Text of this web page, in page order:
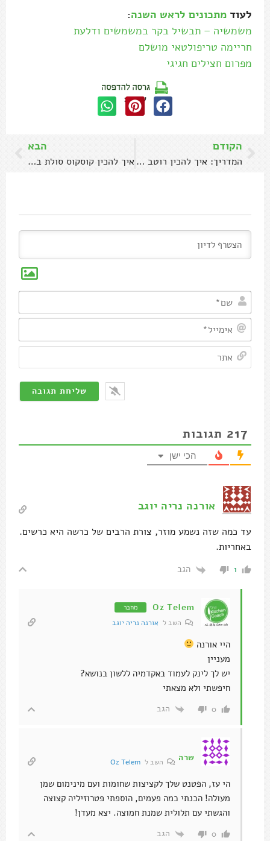
לעוד מתכונים לראש השנה:
משמשיה – תבשיל בקר במשמשים ודלעת
חריימה טריפולטאי מושלם
מפרום חצילים חגיגי
שתפו:
הקודם
המדריך: איך להכין רוטב עגבניות מושלם
הבא
איך להכין קוסקוס סולת במיקרוגל
217 תגובות
הכי ישן
אורנה נריה יוגב
עד כמה שזה נשמע מוזר, צורת הרבים של כרשה היא כרשים.
באחריות.
1 הגב
Oz Telem מחבר
השב ל אורנה נריה יוגב
היי אורנה
מעניין
יש לך לינק לעמוד באקדמיה ללשון בנושא?
חיפשתי ולא מצאתי
0 הגב
שרה השב לOz Telem
הי עז, הפטנט שלך לקציצות שחומות ועם מינימום שמן
מעולה! הכנתי כמה פעמים, הוספתי פטרוזיליה קצוצה
והגשתי עם תלולית שמנת חמוצה. יצא מעדן!
0 הגב